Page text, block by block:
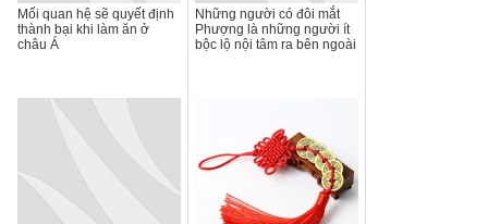
Mối quan hệ sẽ quyết định
thành bại khi làm ăn ở
châu Á
Những người có đôi mắt
Phượng là những người ít
bộc lộ nội tâm ra bên ngoài